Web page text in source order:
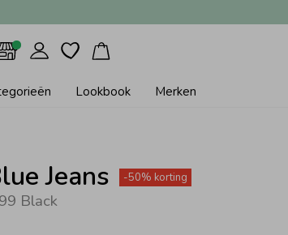
Lookbook Merken
Jeans
Black
-50% korting